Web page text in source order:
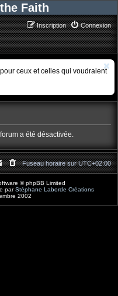
Faith
Connexion
Inscription
ceux et celles qui voudraient
a été désactivée.
Fuseau horaire surUTC+02:00
© phpBB Limited
parStéphane Laborde Créations
2002